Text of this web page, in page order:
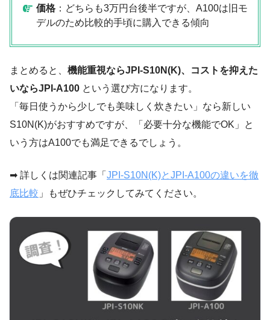
価格 ：どちらも3万円台後半ですが、A100は旧モ
デルのため比較的手頃に購入できる傾向
まとめると、 機能重視ならJPI-S10N(K)、コストを抑えた
いならJPI-A100 という選び方になります。
「毎日使うから少しでも美味しく炊きたい」なら新しい
S10N(K)がおすすめですが、「必要十分な機能でOK」と
いう方はA100でも満足できるでしょう。
➡ 詳しくは関連記事「 JPI-S10N(K)とJPI-A100の違いを徹
底比較 」もぜひチェックしてみてください。